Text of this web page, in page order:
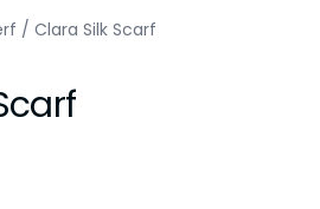
/ Clara Silk Scarf